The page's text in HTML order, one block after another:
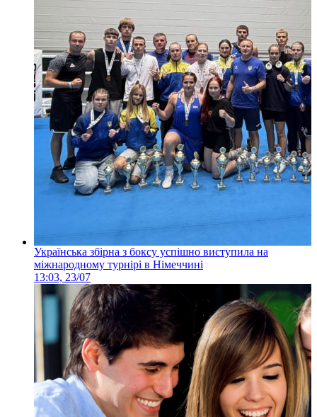
Українська збірна з боксу успішно виступила на
міжнародному турнірі в Німеччині
13:03, 23/07